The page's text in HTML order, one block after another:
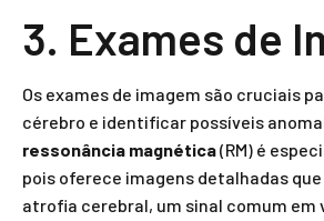
3. Exames de
Os exames de imagem são cruciais
cérebro e identificar possíveis
ressonância magnética(RM) é
pois oferece imagens detalhadas
atrofia cerebral, um sinal comum em